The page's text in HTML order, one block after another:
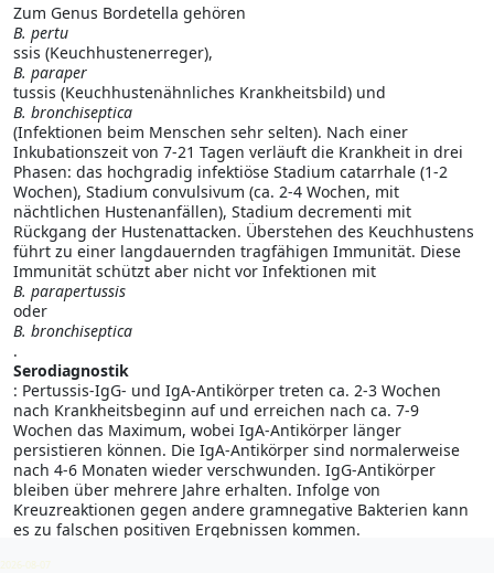
Zum Genus Bordetella gehören
B. pertu
ssis (Keuchhustenerreger),
B. paraper
tussis (Keuchhustenähnliches Krankheitsbild) und
B. bronchiseptica
(Infektionen beim Menschen sehr selten). Nach einer
Inkubationszeit von 7-21 Tagen verläuft die Krankheit in drei
Phasen: das hochgradig infektiöse Stadium catarrhale (1-2
Wochen), Stadium convulsivum (ca. 2-4 Wochen, mit
nächtlichen Hustenanfällen), Stadium decrementi mit
Rückgang der Hustenattacken. Überstehen des Keuchhustens
führt zu einer langdauernden tragfähigen Immunität. Diese
Immunität schützt aber nicht vor Infektionen mit
B. parapertussis
oder
B. bronchiseptica
.
Serodiagnostik
: Pertussis-IgG- und IgA-Antikörper treten ca. 2-3 Wochen
nach Krankheitsbeginn auf und erreichen nach ca. 7-9
Wochen das Maximum, wobei IgA-Antikörper länger
persistieren können. Die IgA-Antikörper sind normalerweise
nach 4-6 Monaten wieder verschwunden. IgG-Antikörper
bleiben über mehrere Jahre erhalten. Infolge von
Kreuzreaktionen gegen andere gramnegative Bakterien kann
es zu falschen positiven Ergebnissen kommen.
2026-08-07